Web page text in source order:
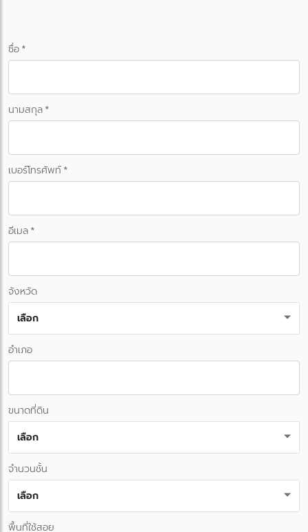
ชื่อ *
นามสกุล *
เบอร์โทรศัพท์ *
อีเมล *
จังหวัด
เลือก
อำเภอ
ขนาดที่ดิน
เลือก
จำนวนชั้น
เลือก
พื้นที่ใช้สอย